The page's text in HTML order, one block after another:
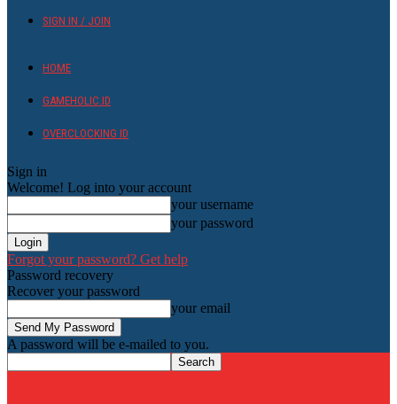
SIGN IN / JOIN
HOME
GAMEHOLIC.ID
OVERCLOCKING ID
Sign in
Welcome! Log into your account
your username
your password
Forgot your password? Get help
Password recovery
Recover your password
your email
A password will be e-mailed to you.